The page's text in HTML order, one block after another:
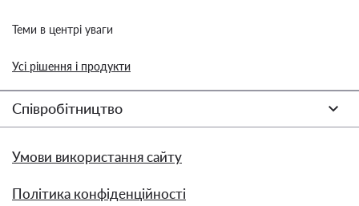
Теми в центрі уваги
Усі рішення і продукти
Співробітництво
Умови використання сайту
Політика конфіденційності